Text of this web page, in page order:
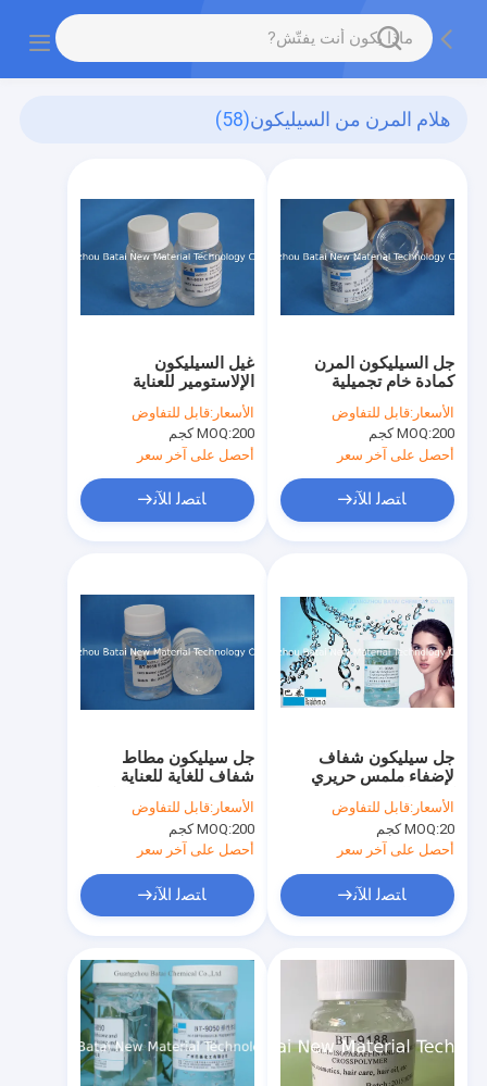
هلام المرن من السيليكون(58)
غيل السيليكون
الإلاستومير للعناية
بالبشرة
الأسعار:قابل للتفاوض
MOQ:200 كجم
أحصل على آخر سعر
ﺎﺘﺼﻟ ﺍﻶﻧ
جل السيليكون المرن
كمادة خام تجميلية
الأسعار:قابل للتفاوض
MOQ:200 كجم
أحصل على آخر سعر
ﺎﺘﺼﻟ ﺍﻶﻧ
جل سيليكون مطاط
شفاف للغاية للعناية
بالبشرة ومنتجات المكياج
BT-9055
الأسعار:قابل للتفاوض
MOQ:200 كجم
أحصل على آخر سعر
ﺎﺘﺼﻟ ﺍﻶﻧ
جل سيليكون شفاف
لإضفاء ملمس حريري
كمادة التجميل BT-9055
الأسعار:قابل للتفاوض
MOQ:20 كجم
أحصل على آخر سعر
ﺎﺘﺼﻟ ﺍﻶﻧ